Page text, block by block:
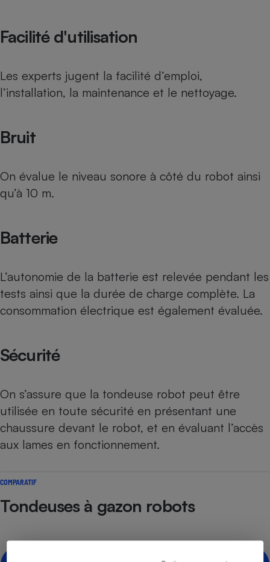
Facilité d'utilisation
Les experts jugent la facilité d’emploi,
l’installation, la maintenance et le nettoyage.
Bruit
On évalue le niveau sonore à côté du robot ainsi
qu’à 10 m.
Batterie
L’autonomie de la batterie est relevée pendant les
tests ainsi que la durée de charge complète. La
consommation électrique est également évaluée.
Sécurité
On s’assure que la tondeuse robot peut être
utilisée en toute sécurité en présentant une
chaussure devant le robot, et en évaluant l’accès
aux lames en fonctionnement.
COMPARATIF
Tondeuses à gazon robots